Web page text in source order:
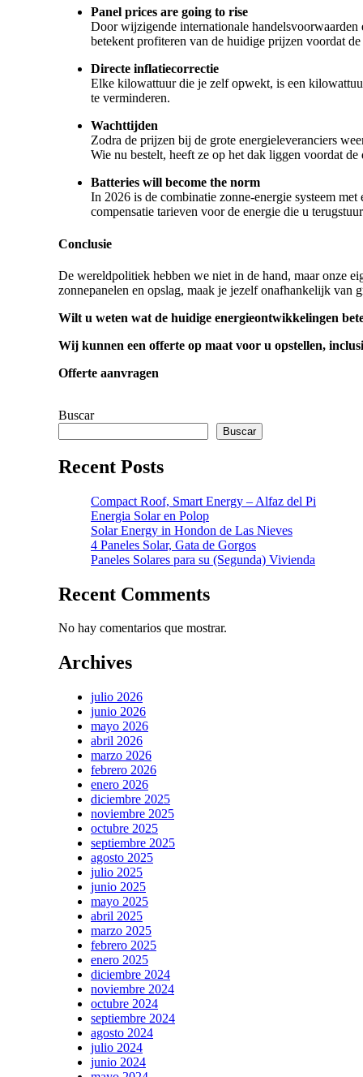
Panel prices are going to rise
Door wijzigende internationale handelsvoorwaarden
betekent profiteren van de huidige prijzen voordat
Directe inflatiecorrectie
Elke kilowattuur die je zelf opwekt, is een
te verminderen.
Wachttijden
Zodra de prijzen bij de grote energieleveranciers
Wie nu bestelt, heeft ze op het dak liggen voordat de
Batteries will become the norm
In 2026 is de combinatie zonne-energie systeem
compensatie tarieven voor de energie die u
Conclusie
De wereldpolitiek hebben we niet in de hand, maar onze
zonnepanelen en opslag, maak je jezelf onafhankelijk van
Wilt u weten wat de huidige energieontwikkelingen
Wij kunnen een offerte op maat voor u opstellen,
Offerte aanvragen
Buscar
Buscar
Recent Posts
Compact Roof, Smart Energy – Alfaz del Pi
Energia Solar en Polop
Solar Energy in Hondon de Las Nieves
4 Paneles Solar, Gata de Gorgos
Paneles Solares para su (Segunda) Vivienda
Recent Comments
No hay comentarios que mostrar.
Archives
julio 2026
junio 2026
mayo 2026
abril 2026
marzo 2026
febrero 2026
enero 2026
diciembre 2025
noviembre 2025
octubre 2025
septiembre 2025
agosto 2025
julio 2025
junio 2025
mayo 2025
abril 2025
marzo 2025
febrero 2025
enero 2025
diciembre 2024
noviembre 2024
octubre 2024
septiembre 2024
agosto 2024
julio 2024
junio 2024